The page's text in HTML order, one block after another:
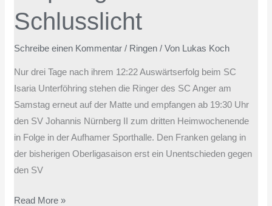
Schlusslicht
Schreibe einen Kommentar / Ringen / Von Lukas Koch
Nur drei Tage nach ihrem 12:22 Auswärtserfolg beim SC
Isaria Unterföhring stehen die Ringer des SC Anger am
Samstag erneut auf der Matte und empfangen ab 19:30 Uhr
den SV Johannis Nürnberg II zum dritten Heimwochenende
in Folge in der Aufhamer Sporthalle. Den Franken gelang in
der bisherigen Oberligasaison erst ein Unentschieden gegen
den SV
Read More »